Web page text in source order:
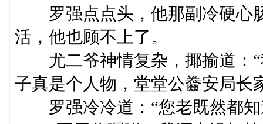
罗强点点头，他那副冷硬心
活，他也顾不上了。
尤二爷神情复杂，揶揄道：“
子真是个人物，堂堂公齤安局
罗强冷冷道：“您老既然都知